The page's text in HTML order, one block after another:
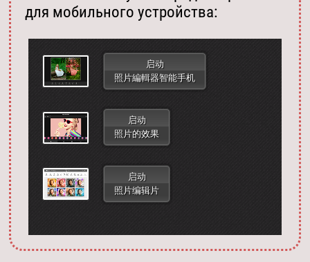
Запустить фотошоп
для мобильного устройства:
启动
照片編輯器智能手机
启动
照片的效果
启动
照片编辑片